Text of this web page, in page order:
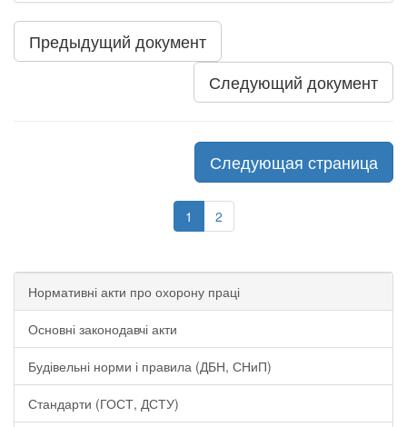
Предыдущий документ
Следующий документ
Следующая страница
1 2
Нормативні акти про охорону праці
Основні законодавчі акти
Будівельні норми і правила (ДБН, СНиП)
Стандарти (ГОСТ, ДСТУ)